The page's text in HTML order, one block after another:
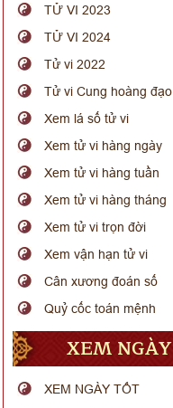
TỬ VI 2023
TỬ VI 2024
Tử vi 2022
Tử vi Cung hoàng đạo
Xem lá số tử vi
Xem tử vi hàng ngày
Xem tử vi hàng tuần
Xem tử vi hàng tháng
Xem tử vi trọn đời
Xem vận hạn tử vi
Cân xương đoán số
Quỷ cốc toán mệnh
XEM NGÀY
XEM NGÀY TỐT